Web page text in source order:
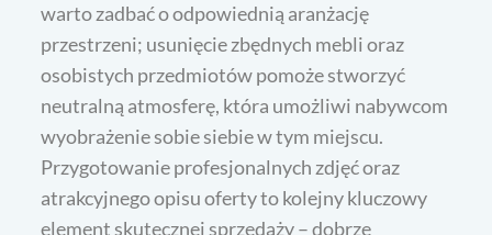
warto zadbać o odpowiednią aranżację
przestrzeni; usunięcie zbędnych mebli oraz
osobistych przedmiotów pomoże stworzyć
neutralną atmosferę, która umożliwi nabywcom
wyobrażenie sobie siebie w tym miejscu.
Przygotowanie profesjonalnych zdjęć oraz
atrakcyjnego opisu oferty to kolejny kluczowy
element skutecznej sprzedaży – dobrze